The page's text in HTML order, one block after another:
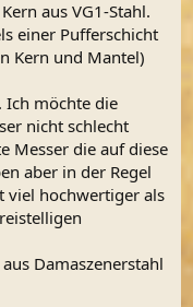
aus VG1-Stahl.
einer Pufferschicht
Kern und Mantel)
Ich möchte die
nicht schlecht
Messer die auf diese
aber in der Regel
viel hochwertiger als
Damaszenerstahl